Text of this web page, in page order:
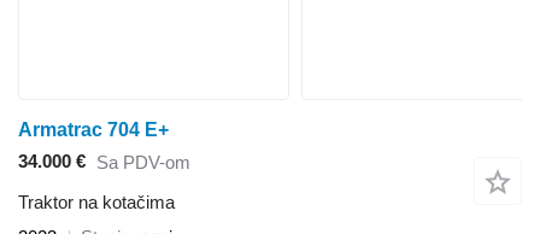
Armatrac 704 E+
34.000 € Sa PDV-om
Traktor na kotačima